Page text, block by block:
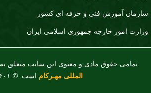
سازمان آموزش فنی و حرفه ای کشور
وزارت امور خارجه جمهوری اسلامی ایران
تمامی حقوق مادی و معنوی این سایت متعلق به
المللی مهـرکام است. © ۱۴۰۱